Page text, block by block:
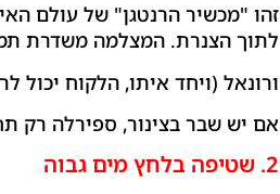
זהו "מכשיר הרנטגן" של עולם
לתוך הצנרת. המצלמה משדרת
ורונאל (ויחד איתו, הלקוח יכול
אם יש שבר בצינור, ספירלה רק
2. שטיפה בלחץ מים גבוה